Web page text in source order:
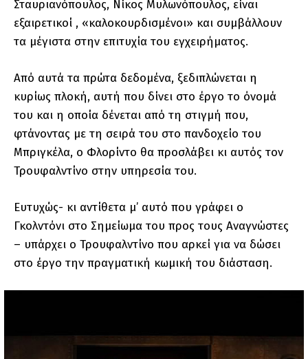
Σταυριανόπουλος, Νίκος Μυλωνόπουλος, είναι
εξαιρετικοί , «καλοκουρδισμένοι» και συμβάλλουν
τα μέγιστα στην επιτυχία του εγχειρήματος.
Από αυτά τα πρώτα δεδομένα, ξεδιπλώνεται η
κυρίως πλοκή, αυτή που δίνει στο έργο το όνομά
του και η οποία δένεται από τη στιγμή που,
φτάνοντας με τη σειρά του στο πανδοχείο του
Μπριγκέλα, ο Φλορίντο θα προσλάβει κι αυτός τον
Τρουφαλντίνο στην υπηρεσία του.
Ευτυχώς- κι αντίθετα μ’ αυτό που γράφει ο
Γκολντόνι στο Σημείωμα του προς τους Αναγνώστες
– υπάρχει ο Τρουφαλντίνο που αρκεί για να δώσει
στο έργο την πραγματική κωμική του διάσταση.